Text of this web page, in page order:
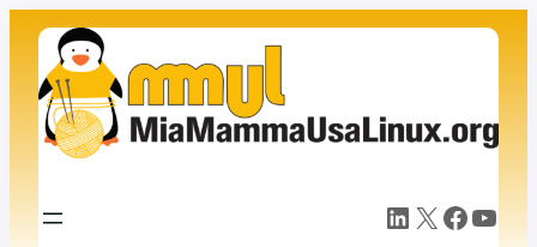
contenuto
LinkedIn X Facebook YouTube